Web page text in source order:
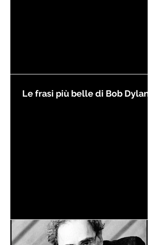
Le frasi più belle di Bob Dylan